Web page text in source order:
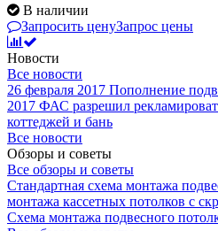
В наличии
Запросить ценуЗапрос цены
Новости
Все новости
26 февраля 2017 Пополнение
2017 ФАС разрешил
коттеджей и бань
Все новости
Обзоры и советы
Все обзоры и советы
Стандартная схема монтажа
монтажа кассетных потолков с
Схема монтажа подвесного